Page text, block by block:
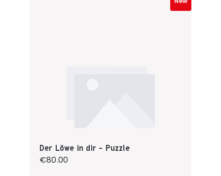
Der Löwe in dir - Puzzle
Regular price:
€80.00